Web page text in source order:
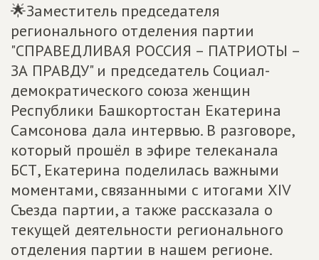
🌟Заместитель председателя
регионального отделения партии
"СПРАВЕДЛИВАЯ РОССИЯ – ПАТРИОТЫ –
ЗА ПРАВДУ" и председатель Социал-
демократического союза женщин
Республики Башкортостан Екатерина
Самсонова дала интервью. В разговоре,
который прошёл в эфире телеканала
БСТ, Екатерина поделилась важными
моментами, связанными с итогами XIV
Съезда партии, а также рассказала о
текущей деятельности регионального
отделения партии в нашем регионе.